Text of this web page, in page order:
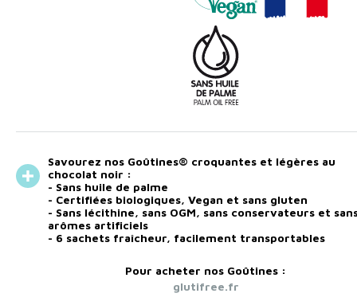
Savourez nos Goûtines® croquantes et légères au
chocolat noir :
- Sans huile de palme
- Certifiées biologiques, Vegan et sans gluten
- Sans lécithine, sans OGM, sans conservateurs et
arômes artificiels
- 6 sachets fraîcheur, facilement transportables
Pour acheter nos Goûtines :
glutifree.fr